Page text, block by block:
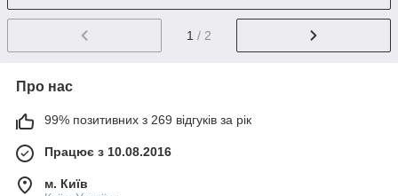
1 / 2
Про нас
99% позитивних з 269 відгуків за рік
Працює з 10.08.2016
м. Київ